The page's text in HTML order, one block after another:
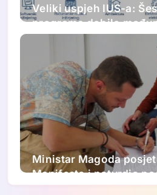
Veliki uspjeh IUS-a:
programa dobilo
akreditaciju
Ministar Magoda
Manifesto i potvrdio
ovogodišnjem